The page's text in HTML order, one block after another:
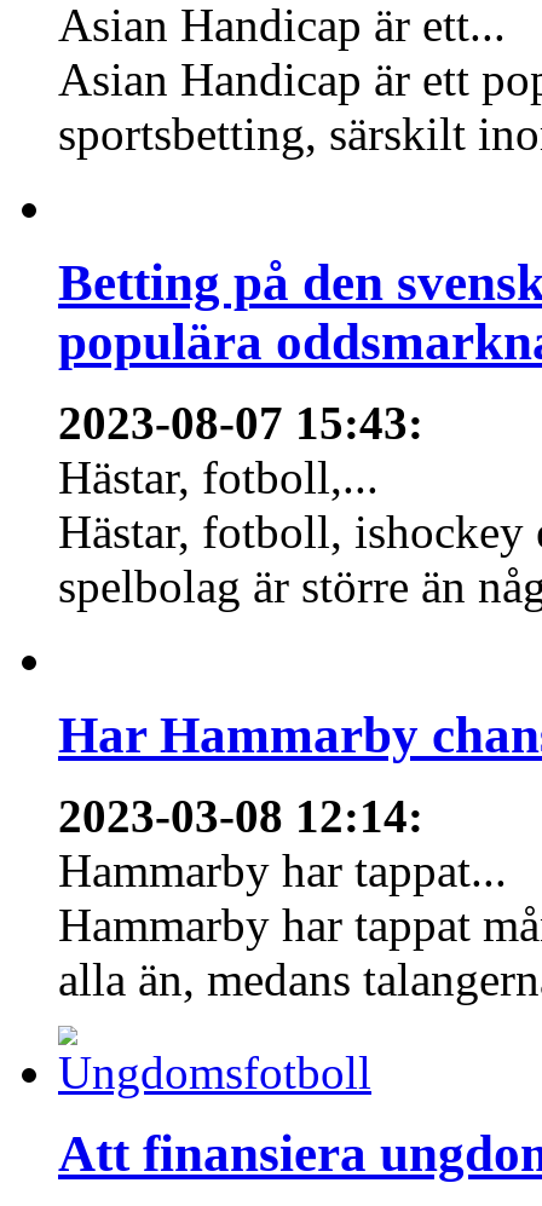
Asian Handicap är ett...
Asian Handicap är ett
sportsbetting, särskilt
Betting på den
populära
2023-08-07 15:43:
Hästar, fotboll,...
Hästar, fotboll,
spelbolag är större än
Har Hammarby
2023-03-08 12:14:
Hammarby har tappat...
Hammarby har tappat
alla än, medans
Att finansiera